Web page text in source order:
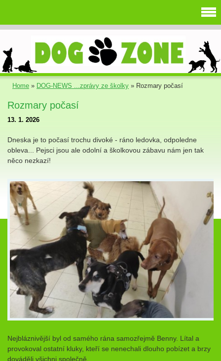
Home » DOG-NEWS ...zprávy ze školky » Rozmary počasí
Rozmary počasí
13. 1. 2026
Dneska je to počasí trochu divoké - ráno ledovka, odpoledne
obleva... Pejsci jsou ale odolní a školkovou zábavu nám jen tak
něco nezkazí!
Nejbláznivější byl od samého rána samozřejmě Benny. Lítal a
provokoval ostatní kluky, kteří se nenechali dlouho pobízet a brzy
dováděli všichni společně.